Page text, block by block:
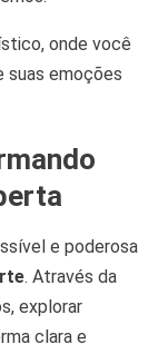
onde você
suas emoções
e poderosa
. Através da
explorar
clara e